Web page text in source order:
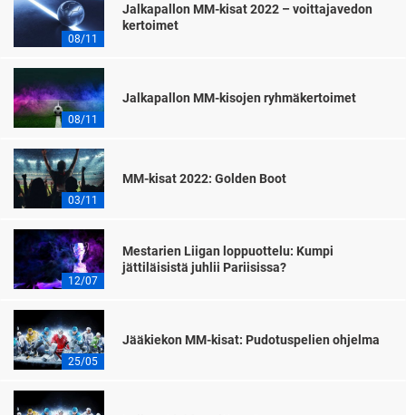
08/11
Jalkapallon MM-kisat 2022 – voittajavedon
kertoimet
08/11
Jalkapallon MM-kisojen ryhmäkertoimet
03/11
MM-kisat 2022: Golden Boot
12/07
Mestarien Liigan loppuottelu: Kumpi
jättiläisistä juhlii Pariisissa?
25/05
Jääkiekon MM-kisat: Pudotuspelien ohjelma